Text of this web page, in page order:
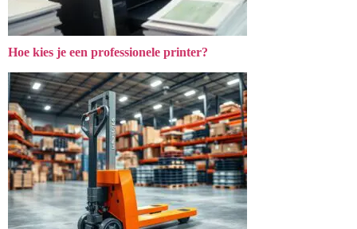
Hoe kies je een professionele printer?